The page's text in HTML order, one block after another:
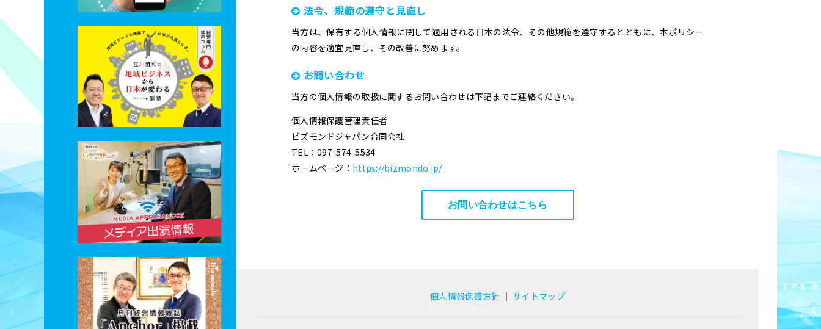
法令、規範の遵守と見直し
当方は、保有する個人情報に関して適用される日本の法令、その他規範を遵守するとともに、本ポリシー
の内容を適宜見直し、その改善に努めます。
お問い合わせ
当方の個人情報の取扱に関するお問い合わせは下記までご連絡ください。
個人情報保護管理責任者
ビズモンドジャパン合同会社
TEL：097-574-5534
ホームページ： https://bizmondo.jp/
お問い合わせはこちら
個人情報保護方針 ｜ サイトマップ